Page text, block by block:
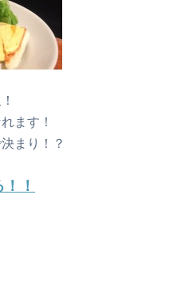
ます！
まり！？
！